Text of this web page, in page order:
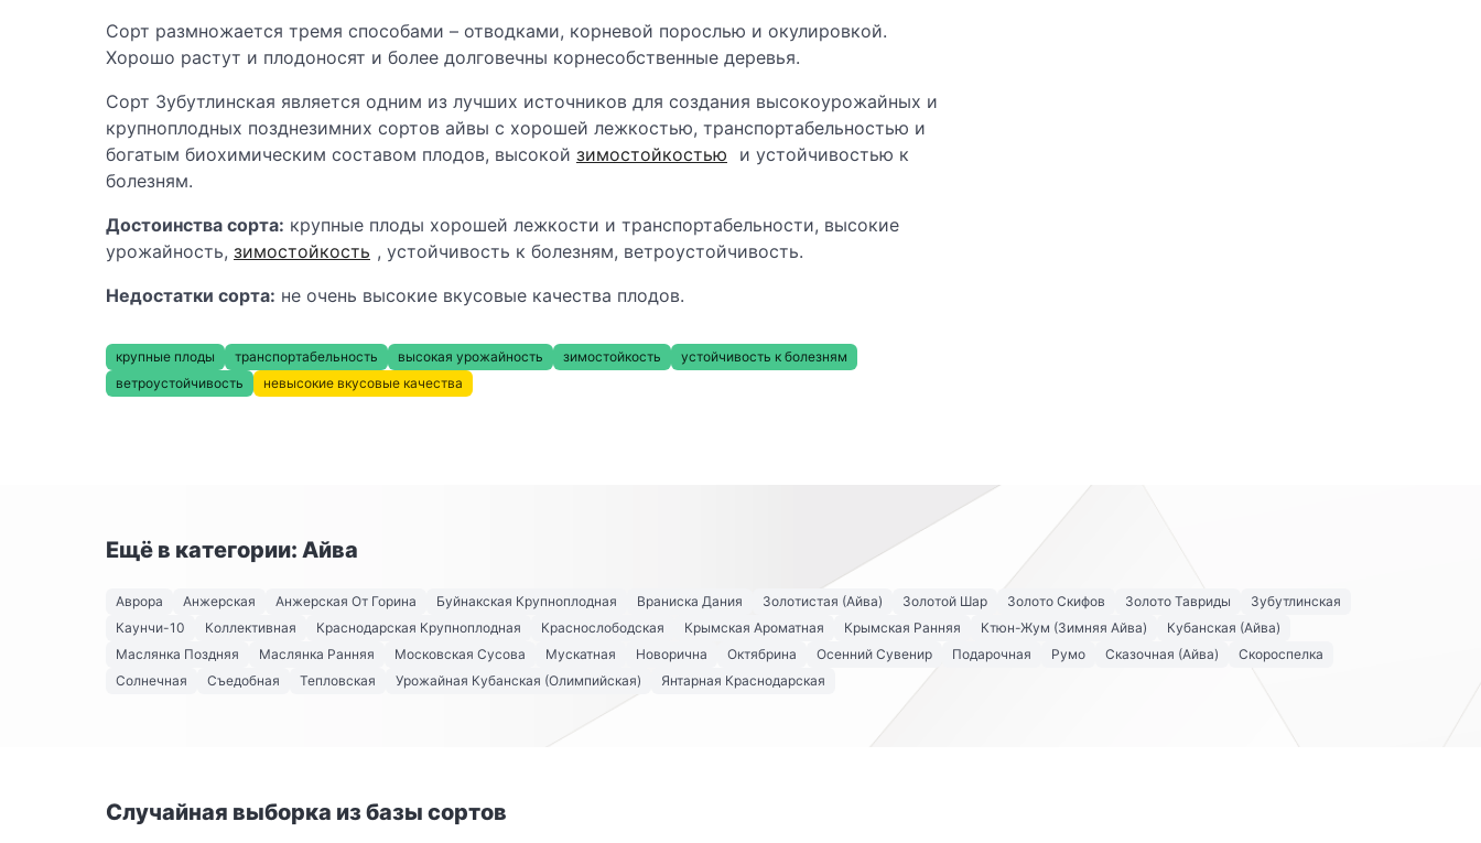
Сорт размножается тремя способами – отводками, корневой порослью и окулировкой.
Хорошо растут и плодоносят и более долговечны корнесобственные деревья.
Сорт Зубутлинская является одним из лучших источников для создания высокоурожайных и
крупноплодных позднезимних сортов айвы с хорошей лежкостью, транспортабельностью и
богатым биохимическим составом плодов, высокой зимостойкостью
и устойчивостью к
болезням.
Достоинства сорта: крупные плоды хорошей лежкости и транспортабельности, высокие
урожайность, зимостойкость , устойчивость к болезням, ветроустойчивость.
Недостатки сорта: не очень высокие вкусовые качества плодов.
крупные плоды транспортабельность высокая урожайность зимостойкость
устойчивость к болезням
ветроустойчивость
невысокие вкусовые качества
Ещё в категории: Айва
Аврора Анжерская Анжерская От Горина Буйнакская Крупноплодная Враниска Дания Золотистая (Айва) Золотой Шар Золото Скифов Золото Тавриды
Зубутлинская
Каунчи-10
Коллективная Краснодарская Крупноплодная Краснослободская Крымская Ароматная Крымская Ранняя Ктюн-Жум (Зимняя Айва)
Кубанская (Айва)
Маслянка Поздняя
Маслянка Ранняя Московская Сусова Мускатная Новорична Октябрина Осенний Сувенир Подарочная Румо Сказочная (Айва)
Скороспелка
Солнечная
Съедобная Тепловская Урожайная Кубанская (Олимпийская) Янтарная Краснодарская
Случайная выборка из базы сортов